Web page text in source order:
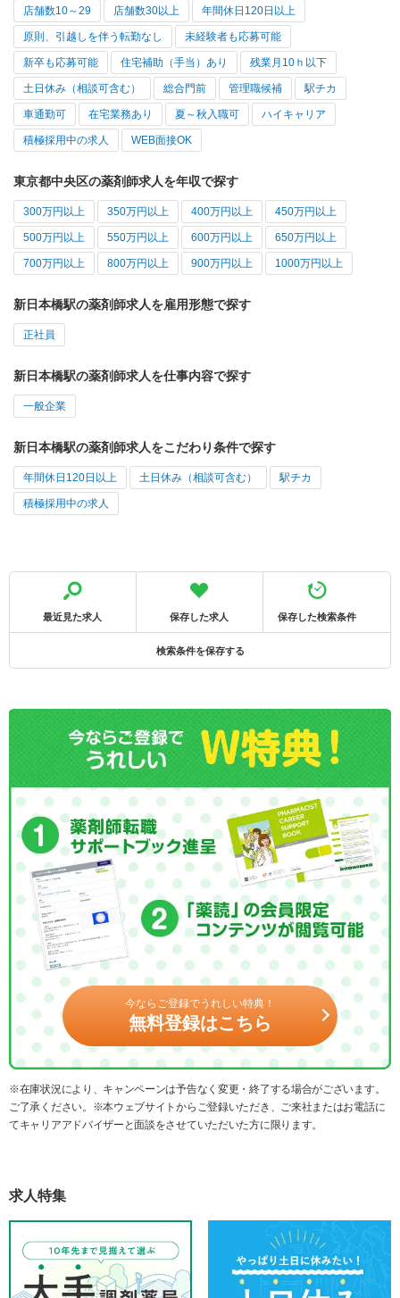
店舗数10～29 店舗数30以上 年間休日120日以上
原則、引越しを伴う転勤なし 未経験者も応募可能
新卒も応募可能 住宅補助（手当）あり 残業月10ｈ以下
土日休み（相談可含む） 総合門前 管理職候補 駅チカ
車通勤可 在宅業務あり 夏～秋入職可 ハイキャリア
積極採用中の求人 WEB面接OK
東京都中央区の薬剤師求人を年収で探す
300万円以上 350万円以上 400万円以上 450万円以上
500万円以上 550万円以上 600万円以上 650万円以上
700万円以上 800万円以上 900万円以上 1000万円以上
新日本橋駅の薬剤師求人を雇用形態で探す
正社員
新日本橋駅の薬剤師求人を仕事内容で探す
一般企業
新日本橋駅の薬剤師求人をこだわり条件で探す
年間休日120日以上 土日休み（相談可含む） 駅チカ
積極採用中の求人
最近見た求人 保存した求人 保存した検索条件
検索条件を保存する
今ならご登録でうれしい特典！
無料登録はこちら
※在庫状況により、キャンペーンは予告なく変更・終了する場合がございます。
ご了承ください。※本ウェブサイトからご登録いただき、ご来社またはお電話に
てキャリアアドバイザーと面談をさせていただいた方に限ります。
求人特集